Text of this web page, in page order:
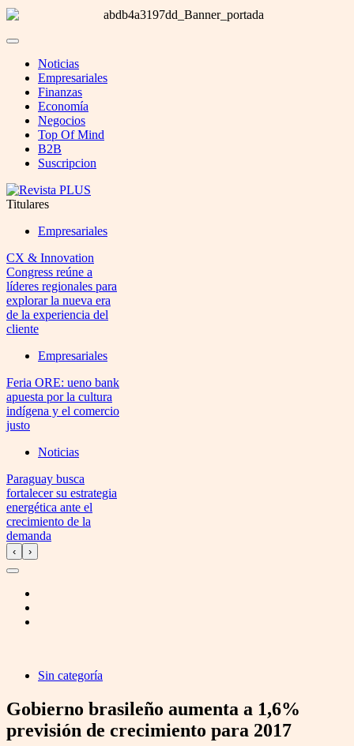
Noticias
Empresariales
Finanzas
Economía
Negocios
Top Of Mind
B2B
Suscripcion
Titulares
Empresariales
CX & Innovation
Congress reúne a
líderes regionales para
explorar la nueva era
de la experiencia del
cliente
Empresariales
Feria ORE: ueno bank
apuesta por la cultura
indígena y el comercio
justo
Noticias
Paraguay busca
fortalecer su estrategia
energética ante el
crecimiento de la
demanda
‹ ›
Sin categoría
Gobierno brasileño aumenta a 1,6%
previsión de crecimiento para 2017